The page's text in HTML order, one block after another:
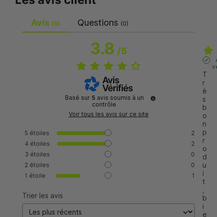
Avis (5) Questions (0)
3.8/5
Basé sur 5 avis soumis à un
contrôle
Voir tous les avis sur ce site
5 étoiles
2
4 étoiles
2
3 étoiles
0
2 étoiles
0
1 étoile 1
Trier les avis
T
r
è
s
b
o
n
p
r
o
d
u
i
t
b
i
e